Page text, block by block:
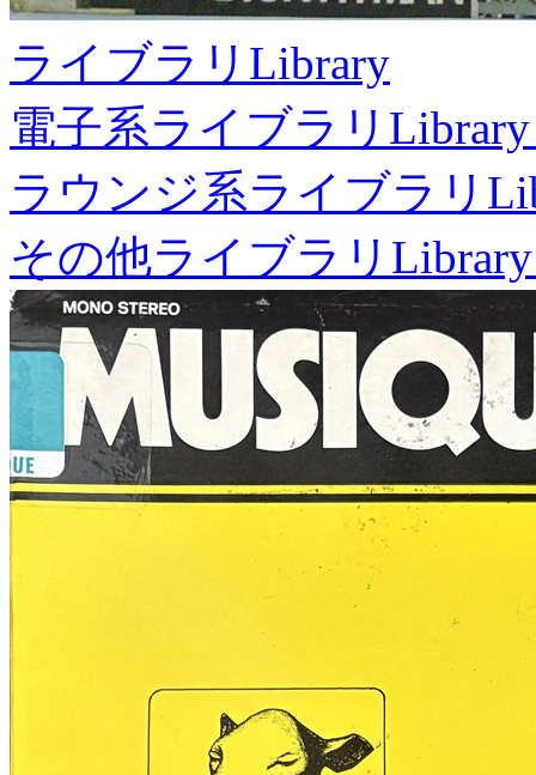
ライブラリ Library
電子系ライブラリ
ラウンジ系ライブラリ
その他ライブラリ